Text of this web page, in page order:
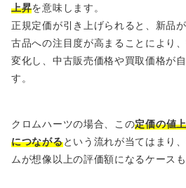
上昇を意味します。
正規定価が引き上げられると、新品
古品への注目度が高まることにより
変化し、中古販売価格や買取価格が
す。
クロムハーツの場合、この定価の値
につながるという流れが当てはまり
ムが想像以上の評価額になるケース